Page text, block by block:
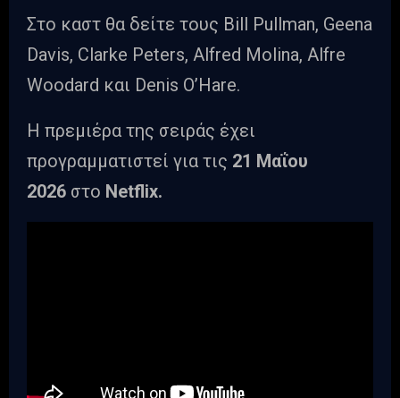
Στο καστ θα δείτε τους Bill Pullman, Geena
Davis, Clarke Peters, Alfred Molina, Alfre
Woodard και Denis O’Hare.
Η πρεμιέρα της σειράς έχει
προγραμματιστεί για τις 21 Μαΐου
2026 στο Netflix.